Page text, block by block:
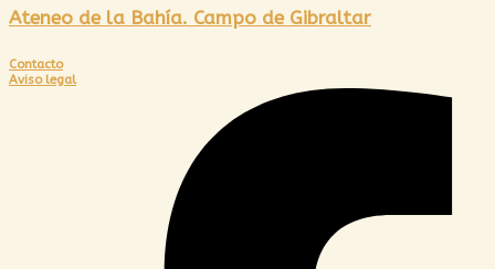
Ateneo de la Bahía. Campo de Gibraltar
Contacto
Aviso legal